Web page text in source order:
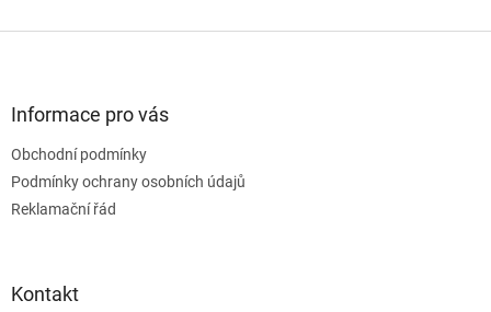
Informace pro vás
Obchodní podmínky
Podmínky ochrany osobních údajů
Reklamační řád
Kontakt